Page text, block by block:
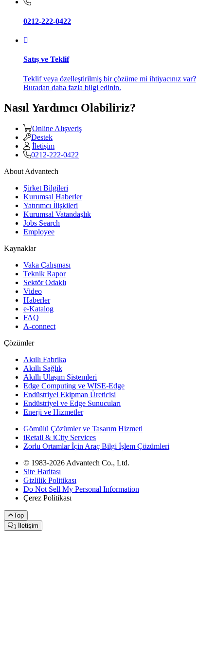
0212-222-0422
Satış ve Teklif
Teklif veya özelleştirilmiş bir çözüme mi ihtiyacınız var?
Buradan daha fazla bilgi edinin.
Nasıl Yardımcı Olabiliriz?
Online Alışveriş
Destek
İletişim
0212-222-0422
About Advantech
Şirket Bilgileri
Kurumsal Haberler
Yatırımcı İlişkileri
Kurumsal Vatandaşlık
Jobs Search
Employee
Kaynaklar
Vaka Çalışması
Teknik Rapor
Sektör Odaklı
Video
Haberler
e-Katalog
FAQ
A-connect
Çözümler
Akıllı Fabrika
Akıllı Sağlık
Akıllı Ulaşım Sistemleri
Edge Computing ve WISE-Edge
Endüstriyel Ekipman Üreticisi
Endüstriyel ve Edge Sunucuları
Enerji ve Hizmetler
Gömülü Çözümler ve Tasarım Hizmeti
iRetail & iCity Services
Zorlu Ortamlar İçin Araç Bilgi İşlem Çözümleri
© 1983-2026 Advantech Co., Ltd.
Site Haritası
Gizlilik Politikası
Do Not Sell My Personal Information
Çerez Politikası
Top
İletişim